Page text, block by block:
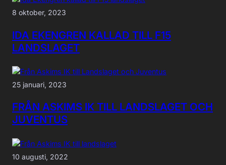
8 oktober, 2023
IDA EKENGREN KALLAD TILL F15
LANDSLAGET
25 januari, 2023
FRÅN ASKIMS IK TILL LANDSLAGET OCH
JUVENTUS
10 augusti, 2022